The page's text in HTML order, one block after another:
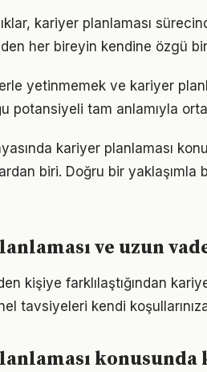
kariyer planlaması
her bireyin kendine özgü
yetinmemek ve kariyer
potansiyeli tam anlamıyla
kariyer planlaması
biri. Doğru bir
ve uzun
kişiye farklılaştığından
tavsiyeleri kendi